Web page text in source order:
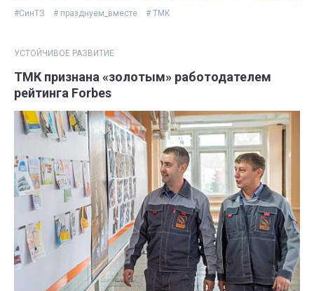
#СинТЗ # празднуем_вместе # ТМК
УСТОЙЧИВОЕ РАЗВИТИЕ
ТМК признана «золотым» работодателем
рейтинга Forbes